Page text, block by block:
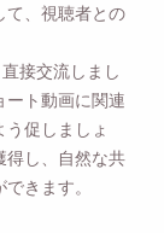
て、視聴者との
接交流しまし
ート動画に関連
促しましょ
得し、自然な共
きます。